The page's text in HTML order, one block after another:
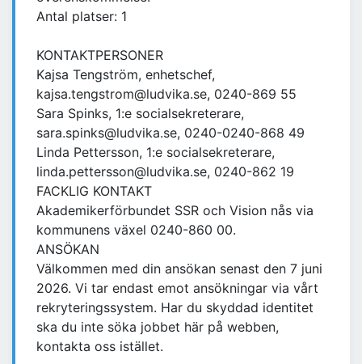
Antal platser: 1
KONTAKTPERSONER
Kajsa Tengström, enhetschef,
kajsa.tengstrom@ludvika.se, 0240-869 55
Sara Spinks, 1:e socialsekreterare,
sara.spinks@ludvika.se, 0240-0240-868 49
Linda Pettersson, 1:e socialsekreterare,
linda.pettersson@ludvika.se, 0240-862 19
FACKLIG KONTAKT
Akademikerförbundet SSR och Vision nås via
kommunens växel 0240-860 00.
ANSÖKAN
Välkommen med din ansökan senast den 7 juni
2026. Vi tar endast emot ansökningar via vårt
rekryteringssystem. Har du skyddad identitet
ska du inte söka jobbet här på webben,
kontakta oss istället.